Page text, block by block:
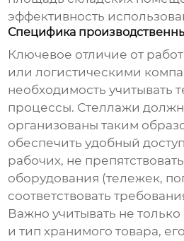
эффективность
Специфика
Ключевое отличие от
или логистическими
необходимость учитывать
процессы. Стеллажи
организованы таким
обеспечить удобный
рабочих, не
оборудования (тележек,
соответствовать
Важно учитывать не
и тип хранимого товара,